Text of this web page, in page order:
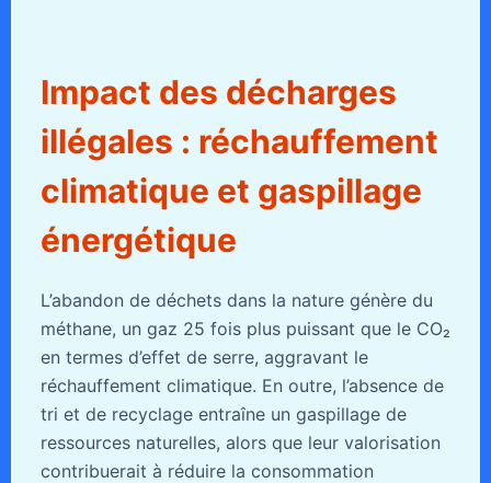
Impact des décharges
illégales : réchauffement
climatique et gaspillage
énergétique
L’abandon de déchets dans la nature génère du
méthane, un gaz 25 fois plus puissant que le CO₂
en termes d’effet de serre, aggravant le
réchauffement climatique. En outre, l’absence de
tri et de recyclage entraîne un gaspillage de
ressources naturelles, alors que leur valorisation
contribuerait à réduire la consommation